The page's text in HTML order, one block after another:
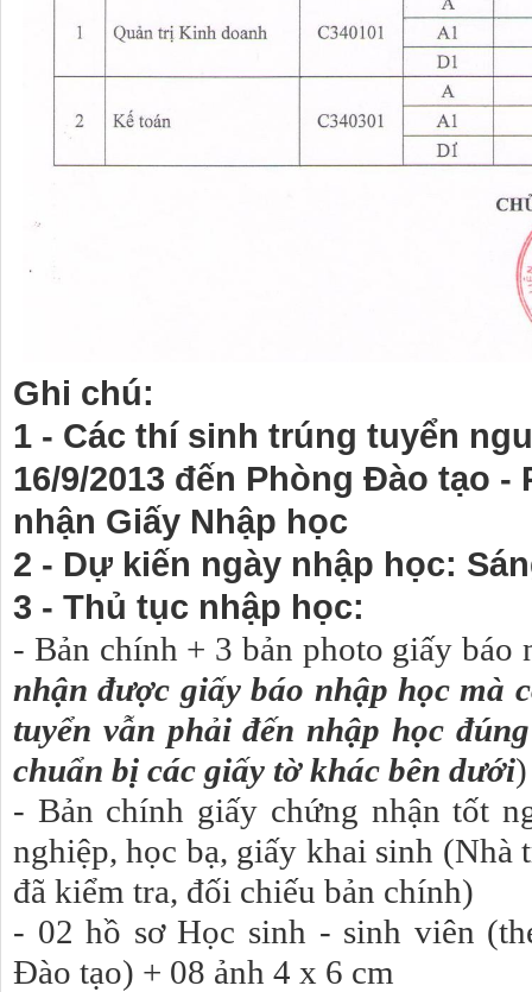
Ghi chú:
1 - Các thí sinh trúng tuyển
16/9/2013 đến Phòng Đào tạo -
nhận Giấy Nhập học
2 - Dự kiến ngày nhập học:
3 - Thủ tục nhập học:
- Bản chính + 3 bản photo giấy báo
nhận được giấy báo nhập học mà
tuyển vẫn phải đến nhập học
chuẩn bị các giấy tờ khác bên dưới)
- Bản chính giấy chứng nhận tốt
nghiệp, học bạ, giấy khai sinh (Nhà
đã kiểm tra, đối chiếu bản chính)
- 02 hồ sơ Học sinh - sinh viên
Đào tạo) + 08 ảnh 4 x 6 cm